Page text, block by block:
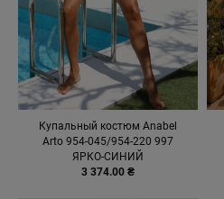
Купальный костюм Anabel
Arto 954-045/954-220 997
ЯРКО-СИНИЙ
3 374.00 ₴